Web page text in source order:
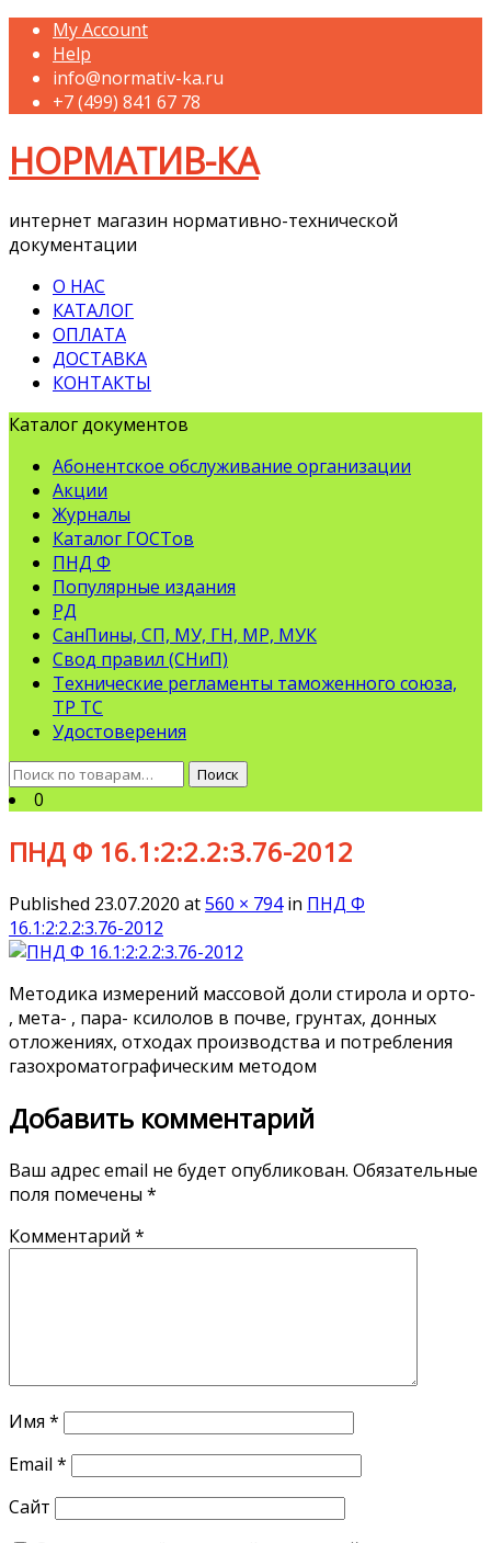
My Account
Help
info@normativ-ka.ru
+7 (499) 841 67 78
НОРМАТИВ-КА
интернет магазин нормативно-технической
документации
О НАС
КАТАЛОГ
ОПЛАТА
ДОСТАВКА
КОНТАКТЫ
Каталог документов
Абонентское обслуживание организации
Акции
Журналы
Каталог ГОСТов
ПНД Ф
Популярные издания
РД
СанПины, СП, МУ, ГН, МР, МУК
Свод правил (СНиП)
Технические регламенты таможенного союза,
ТР ТС
Удостоверения
Искать:
Поиск
0
ПНД Ф 16.1:2:2.2:3.76-2012
Published 23.07.2020 at560 × 794in ПНД Ф
16.1:2:2.2:3.76-2012
Методика измерений массовой доли стирола и орто-
, мета- , пара- ксилолов в почве, грунтах, донных
отложениях, отходах производства и потребления
газохроматографическим методом
Добавить комментарий
Ваш адрес email не будет опубликован. Обязательные
поля помечены *
Комментарий *
Имя *
Email *
Сайт